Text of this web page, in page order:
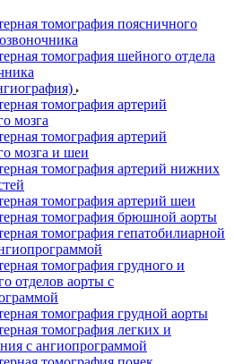
томография поясничного
томография шейного отдела
томография артерий
мозга
томография артерий
мозга и шеи
томография артерий нижних
томография артерий шеи
томография брюшной аорты
томография гепатобилиарной
томография грудного и
отделов аорты с
томография грудной аорты
томография легких и
с ангиопрограммой